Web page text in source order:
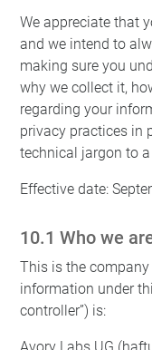
We appreciate that
and we intend to
making sure you
why we collect it,
regarding your
privacy practices in
technical jargon to
Effective date:
10.1 Who we
This is the
information under
controller”) is: